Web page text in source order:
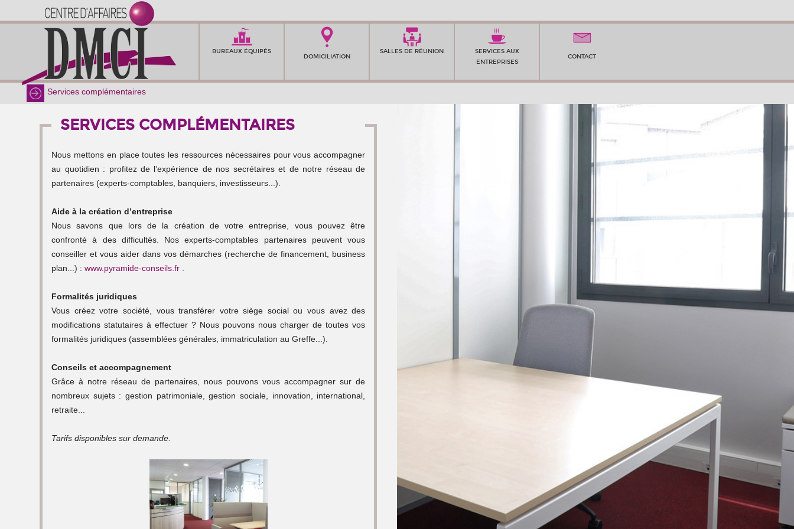
BUREAUX ÉQUIPÉS
DOMICILIATION
SALLES DE RÉUNION
SERVICES AUX
ENTREPRISES
CONTACT
Services complémentaires
SERVICES COMPLÉMENTAIRES
Nous mettons en place toutes les ressources nécessaires pour vous accompagner
au quotidien : profitez de l’expérience de nos secrétaires et de notre réseau de
partenaires (experts-comptables, banquiers, investisseurs...).
Aide à la création d’entreprise
Nous savons que lors de la création de votre entreprise, vous pouvez être
confronté à des difficultés. Nos experts-comptables partenaires peuvent vous
conseiller et vous aider dans vos démarches (recherche de financement, business
plan...) :www.pyramide-conseils.fr
Formalités juridiques
Vous créez votre société, vous transférer votre siège social ou vous avez des
modifications statutaires à effectuer ? Nous pouvons nous charger de toutes vos
formalités juridiques (assemblées générales, immatriculation au Greffe...).
Conseils et accompagnement
Grâce à notre réseau de partenaires, nous pouvons vous accompagner sur de
nombreux sujets : gestion patrimoniale, gestion sociale, innovation, international,
retraite...
Tarifs disponibles sur demande.